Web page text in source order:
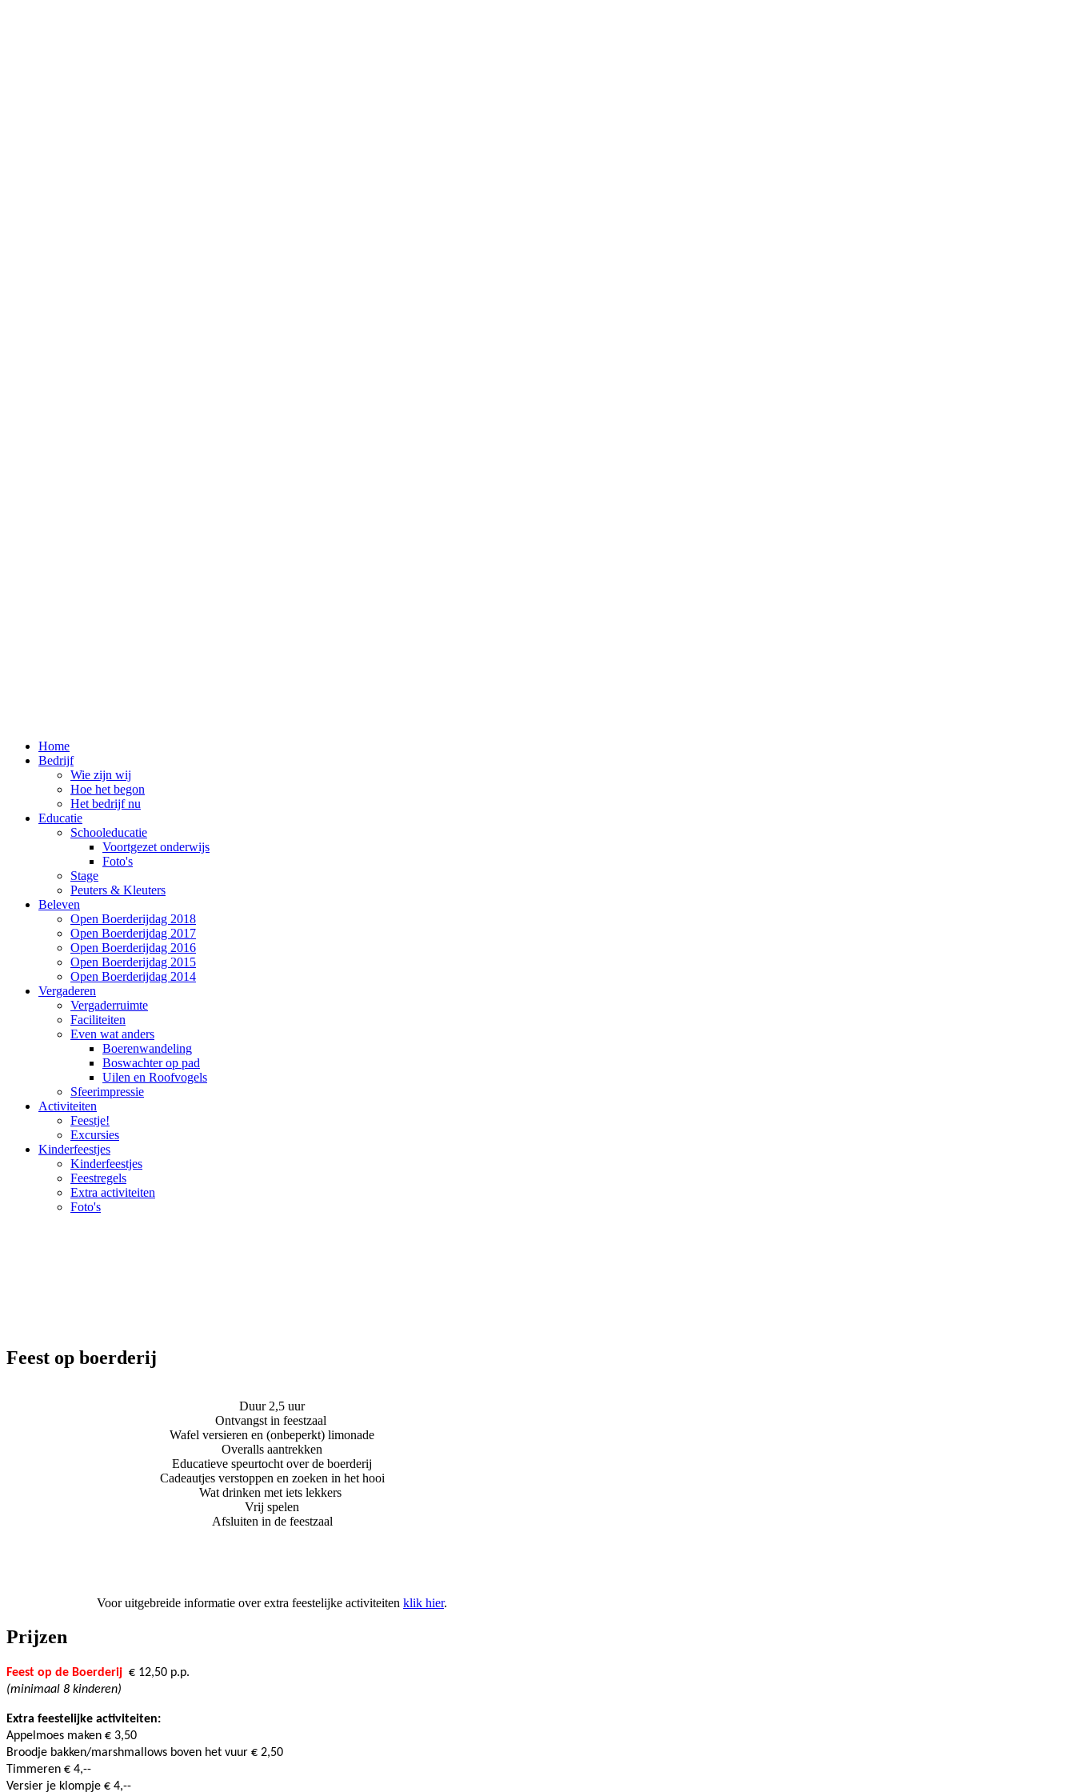
Home
Bedrijf
Wie zijn wij
Hoe het begon
Het bedrijf nu
Educatie
Schooleducatie
Voortgezet onderwijs
Foto's
Stage
Peuters & Kleuters
Beleven
Open Boerderijdag 2018
Open Boerderijdag 2017
Open Boerderijdag 2016
Open Boerderijdag 2015
Open Boerderijdag 2014
Vergaderen
Vergaderruimte
Faciliteiten
Even wat anders
Boerenwandeling
Boswachter op pad
Uilen en Roofvogels
Sfeerimpressie
Activiteiten
Feestje!
Excursies
Kinderfeestjes
Kinderfeestjes
Feestregels
Extra activiteiten
Foto's
Feest op boerderij
Duur 2,5 uur
Ontvangst in feestzaal
Wafel versieren en (onbeperkt) limonade
Overalls aantrekken
Educatieve speurtocht over de boerderij
Cadeautjes verstoppen en zoeken in het hooi
Wat drinken met iets lekkers
Vrij spelen
Afsluiten in de feestzaal
Voor uitgebreide informatie over extra feestelijke activiteiten klik hier.
Prijzen
Feest op de Boerderij € 12,50 p.p.
(minimaal 8 kinderen)
Extra feestelijke activiteiten:
Appelmoes maken € 3,50
Broodje bakken/marshmallows boven het vuur € 2,50
Timmeren € 4,--
Versier je klompje € 4,--